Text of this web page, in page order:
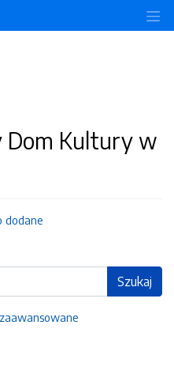
Dom Kultury w
dodane
Szukaj